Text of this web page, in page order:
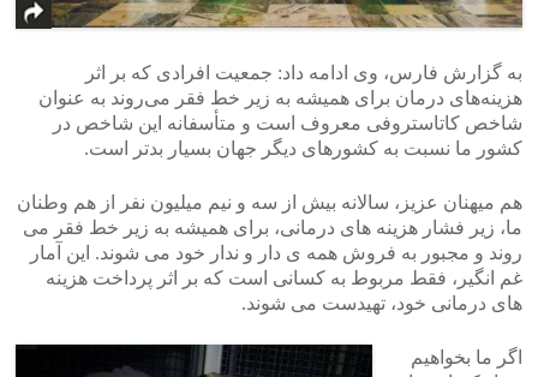
به گزارش فارس، وی ادامه داد: جمعیت افرادی که بر اثر
هزینه‌های درمان برای همیشه به زیر خط فقر می‌روند به عنوان
شاخص کاتاستروفی معروف است و متأسفانه این شاخص در
کشور ما نسبت به کشورهای دیگر جهان بسیار بد‌تر است.
هم میهنان عزیز، سالانه بیش از سه و نیم میلیون نفر از هم وطنان
ما، زیر فشار هزینه های درمانی، برای همیشه به زیر خط فقر می
روند و مجبور به فروش همه ی دار و ندار خود می شوند. این آمار
غم انگیر، فقط مربوط به کسانی است که بر اثر پرداخت هزینه
های درمانی خود، تهیدست می شوند.
اگر ما بخواهیم